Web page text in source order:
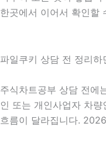
한곳에서 이어서 확인
파일쿠키 상담 전 정리하
주식차트공부 상담 전에
인 또는 개인사업자 차
흐름이 달라집니다.